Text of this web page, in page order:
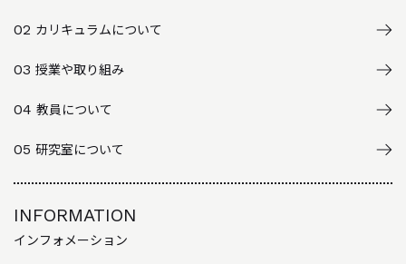
02 カリキュラムについて
03 授業や取り組み
04 教員について
05 研究室について
INFORMATION
インフォメーション